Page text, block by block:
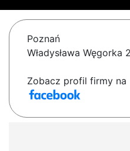
Poznań
Władysława Węgorka
Zobacz profil firmy na